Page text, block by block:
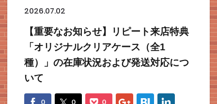
2026.07.02
【重要なお知らせ】リピート来店特典
「オリジナルクリアケース（全1
種）」の在庫状況および発送対応につ
いて
0 0 0